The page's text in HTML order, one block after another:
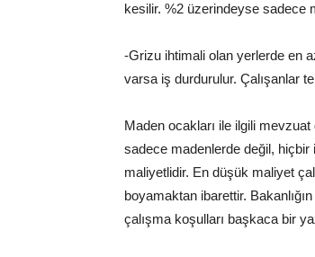
kesilir. %2 üzerindeyse sadece
-Grizu ihtimali olan yerlerde en
varsa iş durdurulur. Çalışanlar
Maden ocakları ile ilgili
sadece madenlerde değil,
maliyetlidir. En düşük maliyet
boyamaktan ibarettir.
çalışma koşulları başkaca bir